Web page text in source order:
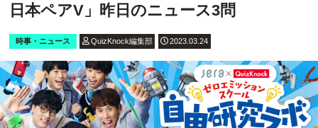
日本ペアV」昨日のニュース3問
時事・ニュース QuizKnock編集部 2023.03.24